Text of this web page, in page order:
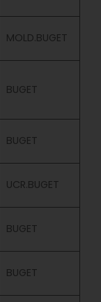
MOLD.BUGET
BUGET
BUGET
UCR.BUGET
BUGET
BUGET